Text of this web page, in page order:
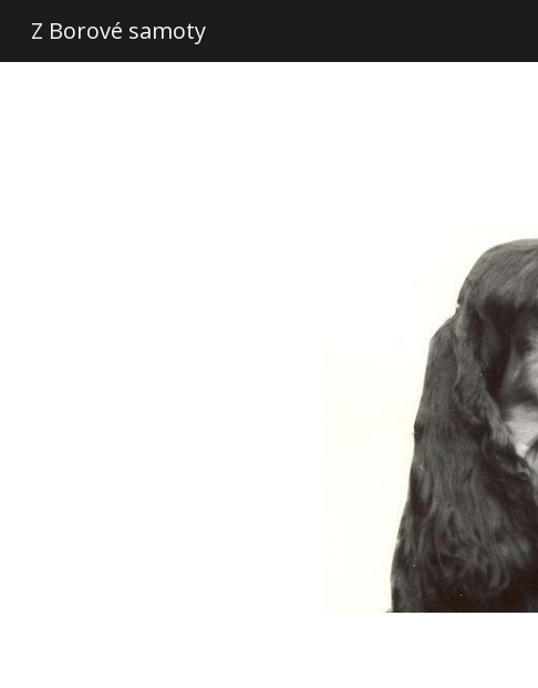
Z Borové samoty